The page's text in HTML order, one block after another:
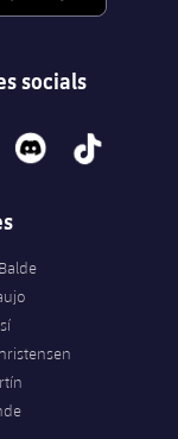
socials
discord tiktok